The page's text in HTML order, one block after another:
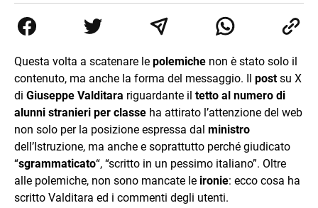
di trasformare la passione per la scrittura in un lavoro, e
da lì non mi sono più fermata. L’attualità è il mio pane
mente.
Questa volta a scatenare le polemiche non è stato solo il
contenuto, ma anche la forma del messaggio. Il postsu X
di Giuseppe Valditara riguardante il tetto al numero di
alunni stranieri per classe ha attirato l’attenzione del web
non solo per la posizione espressa dal ministro
dell’Istruzione, ma anche e soprattutto perché giudicato
“sgrammaticato“, “scritto in un pessimo italiano”. Oltre
alle polemiche, non sono mancate le ironie: ecco cosa ha
scritto Valditara ed i commenti degli utenti.